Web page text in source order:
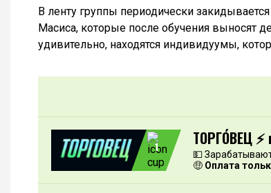
В ленту группы периодически
Масиса, которые после обучения выносят
удивительно, находятся индивидуумы,
1 ТОРГО́ВЕЦ
💵
🤑 Оплата